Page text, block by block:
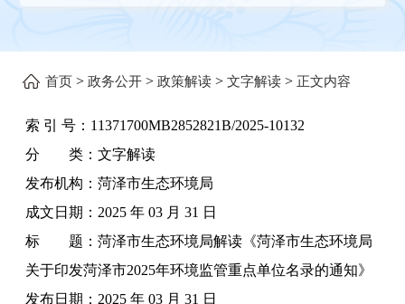
首页 > 政务公开 > 政策解读 > 文字解读 > 正文内容
索 引 号： 11371700MB2852821B/2025-10132
分 类： 文字解读
发布机构： 菏泽市生态环境局
成文日期： 2025 年 03 月 31 日
标 题： 菏泽市生态环境局解读《菏泽市生态环境局
关于印发菏泽市2025年环境监管重点单位名录的通知》
发布日期： 2025 年 03 月 31 日